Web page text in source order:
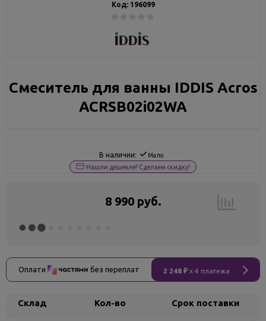
Код: 196099
Смеситель для ванны IDDIS Acros
ACRSB02i02WA
В наличии: Мало
Нашли дешевле? Сделаем скидку!
8 990 руб.
Оплати без переплат 2 248 ₽ x 4 платежа
Склад Кол-во Срок поставки